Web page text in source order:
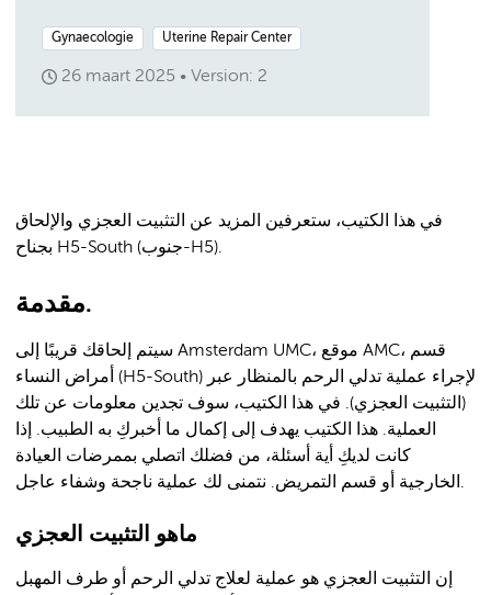
Gynaecologie Uterine Repair Center
26 maart 2025 Version: 2
في هذا الكتيب، ستعرفين المزيد عن التثبيت العجزي والإلحاق
بجناح H5-South (جنوب-H5).
مقدمة.
سيتم إلحاقك قريبًا إلى Amsterdam UMC، موقع AMC، قسم
أمراض النساء (H5-South) لإجراء عملية تدلي الرحم بالمنظار عبر
(التثبيت العجزي). في هذا الكتيب، سوف تجدين معلومات عن تلك
العملية. هذا الكتيب يهدف إلى إكمال ما أخبركِ به الطبيب. إذا
كانت لديكِ أية أسئلة، من فضلك اتصلي بممرضات العيادة
الخارجية أو قسم التمريض. نتمنى لك عملية ناجحة وشفاء عاجل.
ماهو التثبيت العجزي
إن التثبيت العجزي هو عملية لعلاج تدلي الرحم أو طرف المهبل